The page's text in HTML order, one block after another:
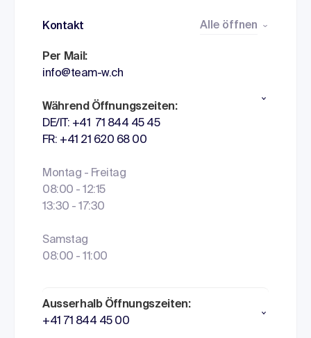
Kontakt Alle öffnen
Per Mail:
info@team-w.ch
Während Öffnungszeiten:
DE/IT: +41 71 844 45 45
FR: +41 21 620 68 00
Montag - Freitag
08:00 - 12:15
13:30 - 17:30
Samstag
08:00 - 11:00
Ausserhalb Öffnungszeiten:
+41 71 844 45 00